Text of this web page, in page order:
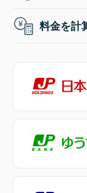
料金を計